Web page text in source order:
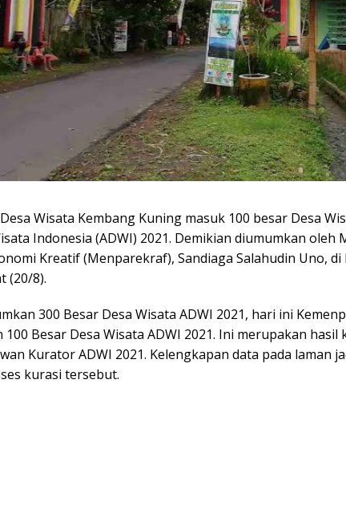
Wisata Kembang Kuning masuk 100 besar Desa
Indonesia (ADWI) 2021. Demikian diumumkan oleh
Kreatif (Menparekraf), Sandiaga Salahudin Uno, di
(20/8).
300 Besar Desa Wisata ADWI 2021, hari ini
Besar Desa Wisata ADWI 2021. Ini merupakan hasil
Kurator ADWI 2021. Kelengkapan data pada laman
kurasi tersebut.